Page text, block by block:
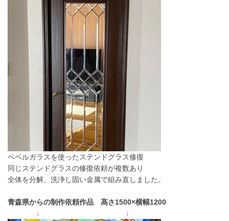
ベベルガラスを使ったステンドグラス修復
同じステンドグラスの修復依頼が複数あり
全体を分解、洗浄し固い金属で組み直しました。
青森県からの制作依頼作品 高さ1500×横幅1200
↓ ↓